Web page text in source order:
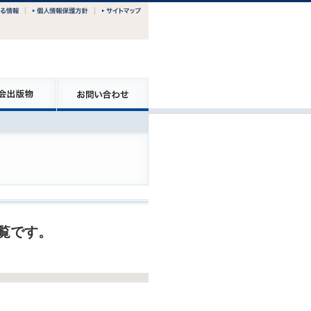
です。